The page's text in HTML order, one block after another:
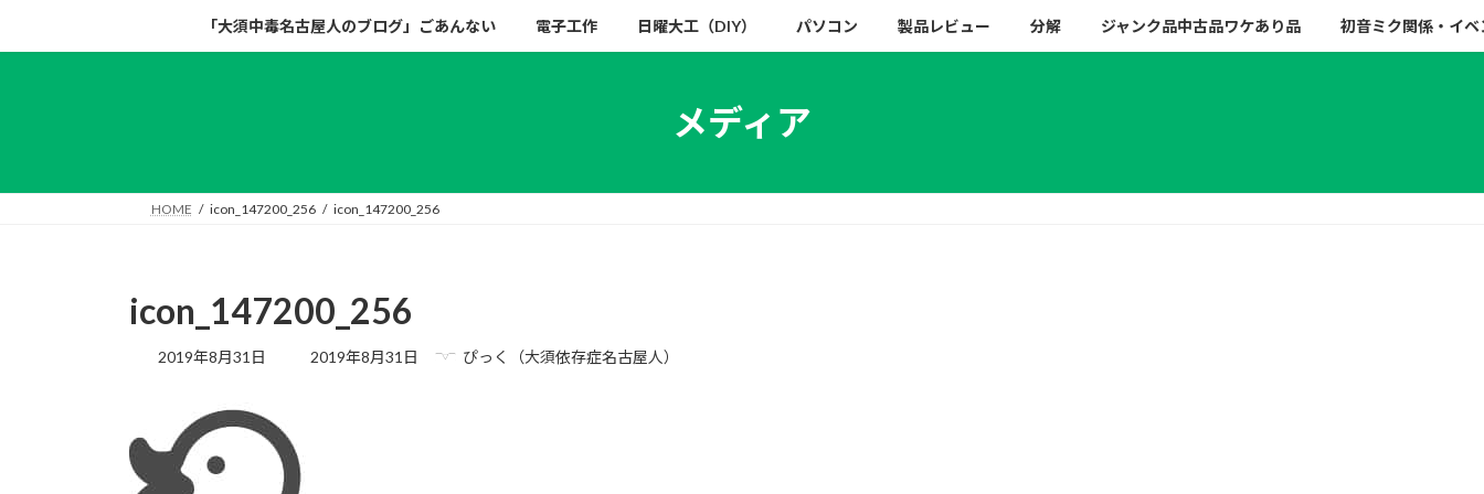
キ
に
「大須中毒名古屋人のブログ」ごあんない 電子工作 日曜大工（DIY） パソコン 製品レビュー 分解 ジャンク品中古品ワケあり品 初音ミク関係・イベ
メディア
HOME icon_147200_256 icon_147200_256
icon_147200_256
2019年8月31日
最
2019年8月31日 ぴっく（大須依存症名古屋人）